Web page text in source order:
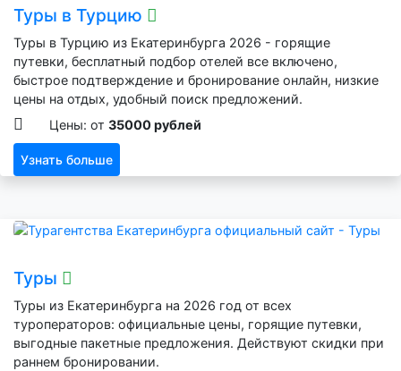
Туры в Турцию
Туры в Турцию из Екатеринбурга 2026 - горящие
путевки, бесплатный подбор отелей все включено,
быстрое подтверждение и бронирование онлайн, низкие
цены на отдых, удобный поиск предложений.
Цены: от 35000 рублей
Узнать больше
Туры
Туры из Екатеринбурга на 2026 год от всех
туроператоров: официальные цены, горящие путевки,
выгодные пакетные предложения. Действуют скидки при
раннем бронировании.